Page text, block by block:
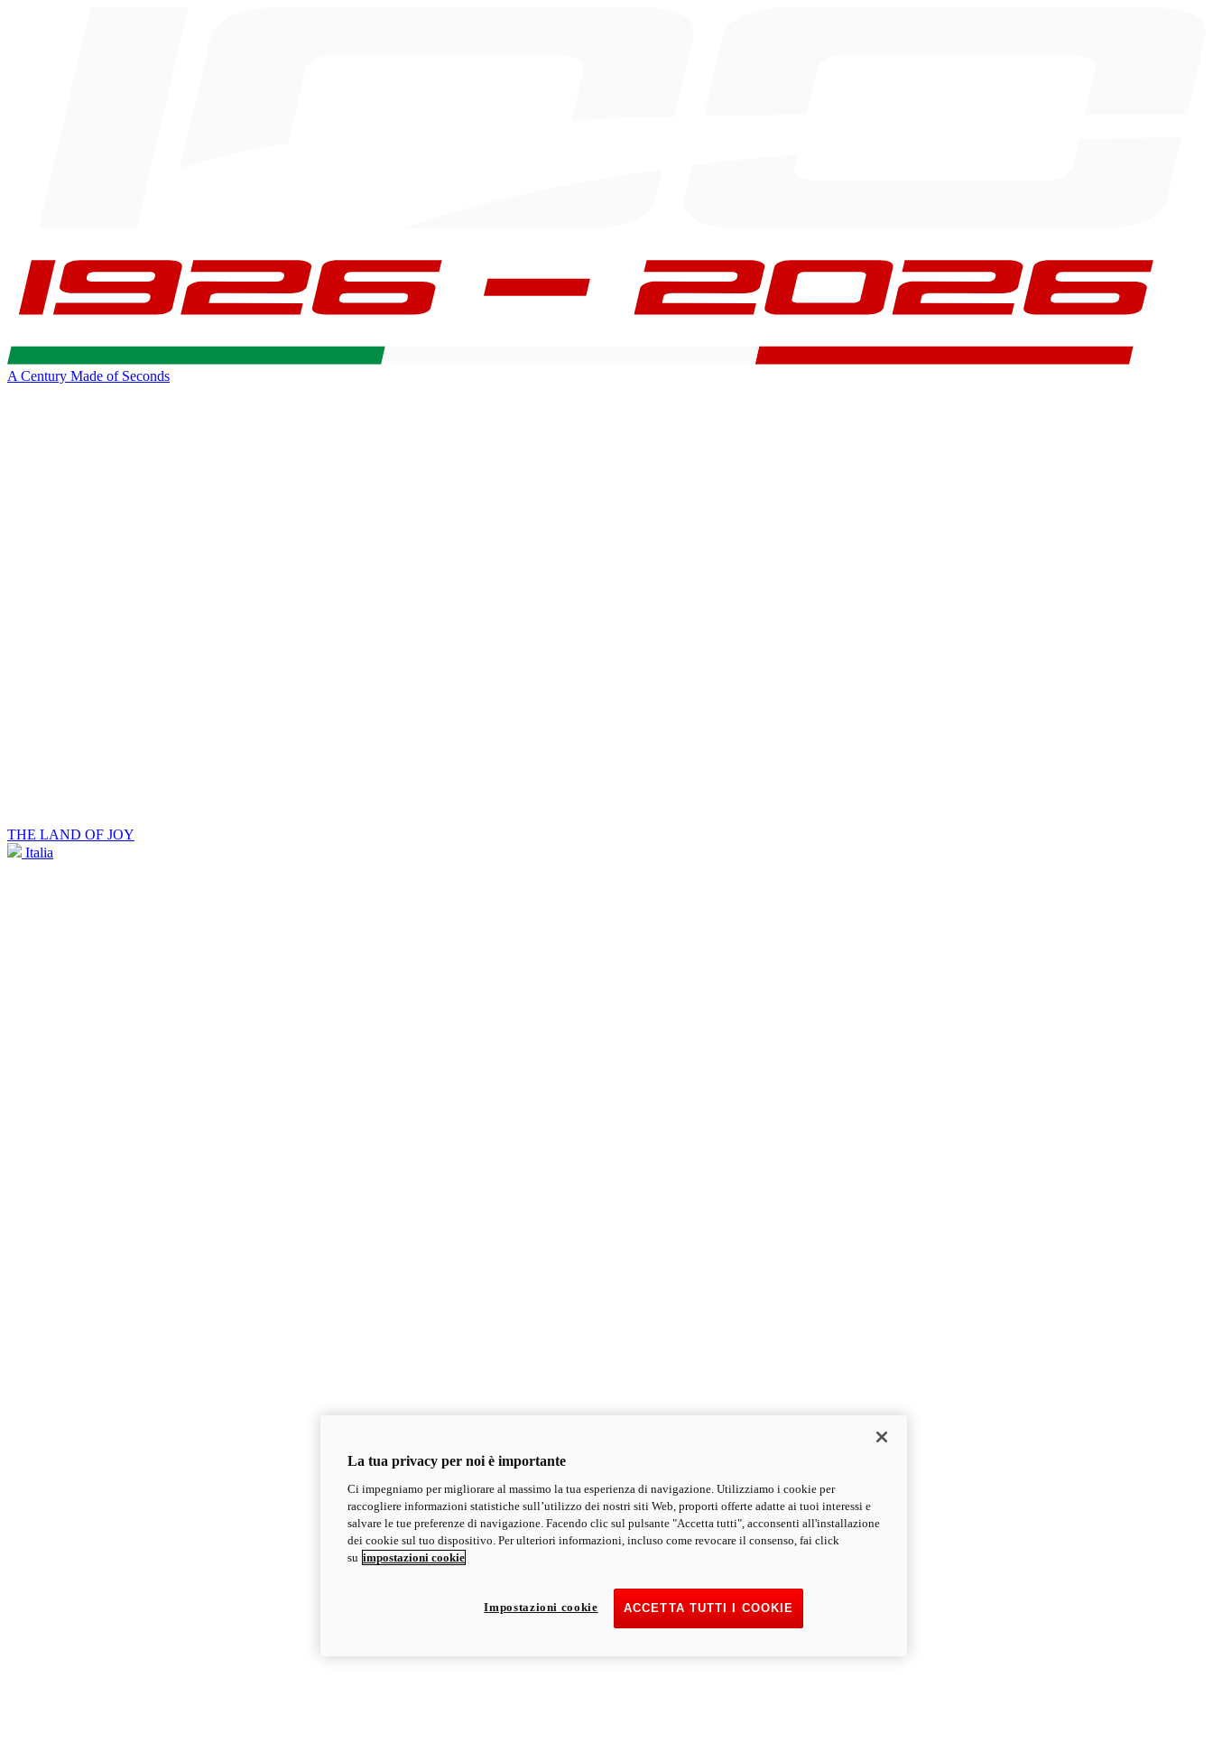
A Century Made of Seconds
THE LAND OF JOY
Italia
La tua privacy per noi è importante
Ci impegniamo per migliorare al massimo la tua esperienza di navigazione. Utilizziamo i cookie per
raccogliere informazioni statistiche sull’utilizzo dei nostri siti Web, proporti offerte adatte ai tuoi interessi e
salvare le tue preferenze di navigazione. Facendo clic sul pulsante "Accetta tutti", acconsenti all'installazione
dei cookie sul tuo dispositivo. Per ulteriori informazioni, incluso come revocare il consenso, fai click
su impostazioni cookie
ACCETTA TUTTI I COOKIE
Impostazioni cookie